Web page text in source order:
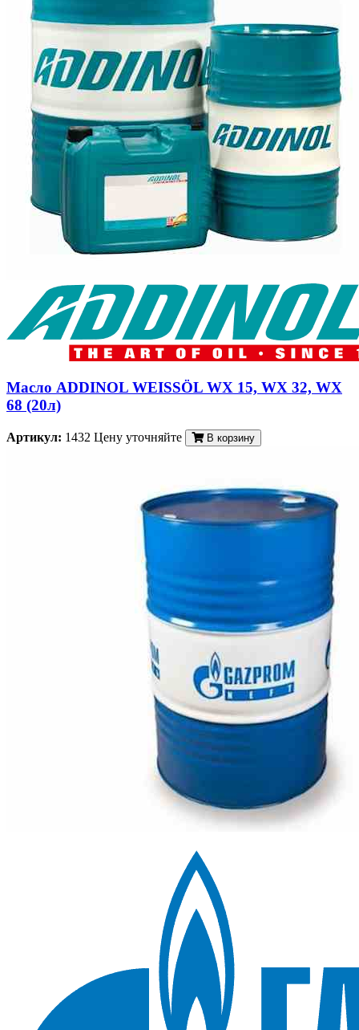
Масло ADDINOL WEISSÖL WX 15, WX 32, WX
68 (20л)
Артикул: 1432 Цену уточняйте В корзину